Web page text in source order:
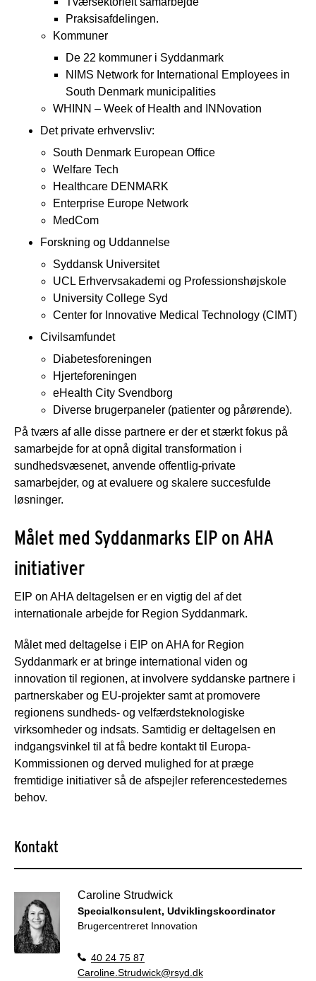
Praksisafdelingen.
Kommuner
De 22 kommuner i Syddanmark
NIMS Network for International Employees in
South Denmark municipalities
WHINN – Week of Health and INNovation
Det private erhvervsliv:
South Denmark European Office
Welfare Tech
Healthcare DENMARK
Enterprise Europe Network
MedCom
Forskning og Uddannelse
Syddansk Universitet
UCL Erhvervsakademi og Professionshøjskole
University College Syd
Center for Innovative Medical Technology (CIMT)
Civilsamfundet
Diabetesforeningen
Hjerteforeningen
eHealth City Svendborg
Diverse brugerpaneler (patienter og pårørende).
På tværs af alle disse partnere er der et stærkt fokus på
samarbejde for at opnå digital transformation i
sundhedsvæsenet, anvende offentlig-private
samarbejder, og at evaluere og skalere succesfulde
løsninger.
Målet med Syddanmarks EIP on AHA
initiativer
EIP on AHA deltagelsen er en vigtig del af det
internationale arbejde for Region Syddanmark.
Målet med deltagelse i EIP on AHA for Region
Syddanmark er at bringe international viden og
innovation til regionen, at involvere syddanske partnere i
partnerskaber og EU-projekter samt at promovere
regionens sundheds- og velfærdsteknologiske
virksomheder og indsats. Samtidig er deltagelsen en
indgangsvinkel til at få bedre kontakt til Europa-
Kommissionen og derved mulighed for at præge
fremtidige initiativer så de afspejler referencestedernes
behov.
Kontakt
Caroline Strudwick
Specialkonsulent, Udviklingskoordinator
Brugercentreret Innovation
40 24 75 87
Caroline.Strudwick@rsyd.dk